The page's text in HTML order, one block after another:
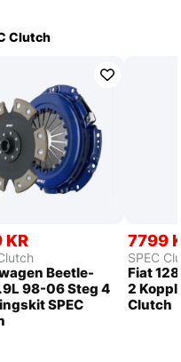
Clutch
KR
Beetle-
98-06 Steg 4
SPEC
7799
SPEC
Fiat
2
Clutch